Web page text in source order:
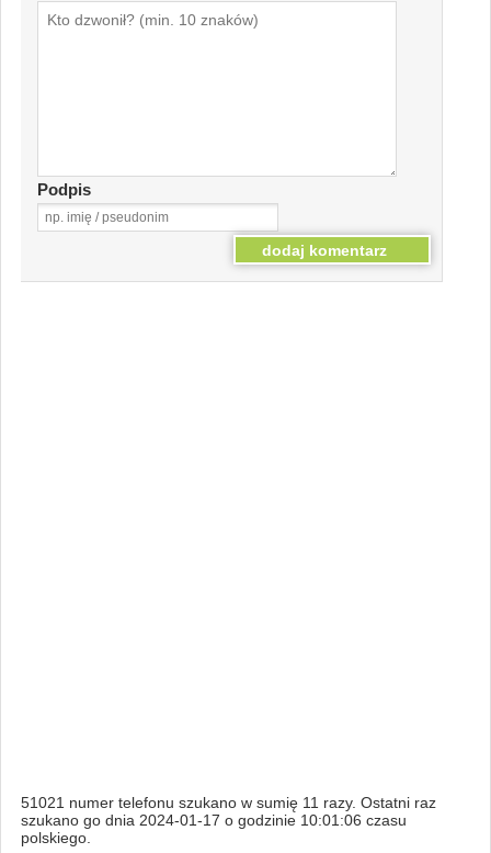
Podpis
51021 numer telefonu szukano w sumię 11 razy. Ostatni raz
szukano go dnia 2024-01-17 o godzinie 10:01:06 czasu
polskiego.